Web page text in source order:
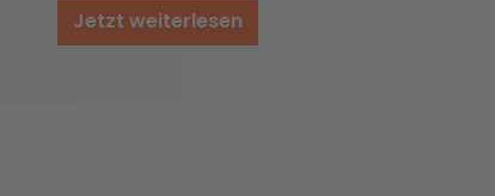
Jetzt weiterlesen